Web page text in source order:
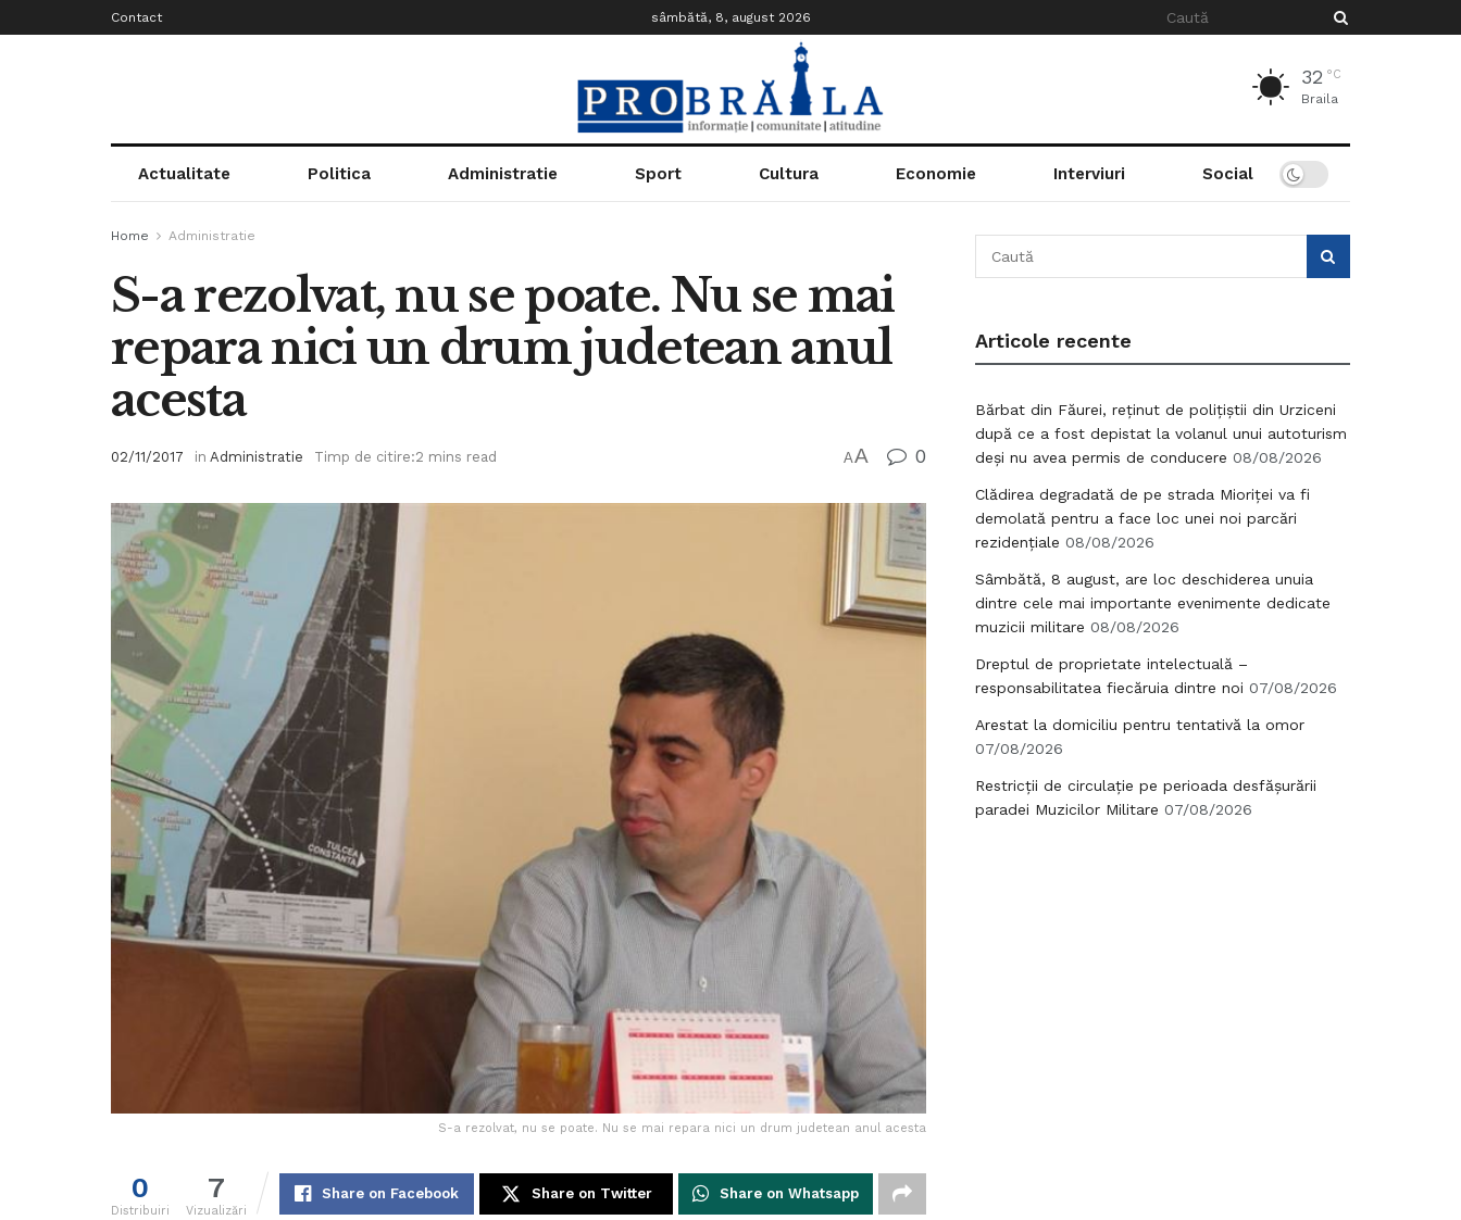
Contact sâmbătă, 8, august 2026
32 °C
Braila
Actualitate Politica Administratie Sport Cultura Economie Interviuri Social
Home Administratie
S-a rezolvat, nu se poate. Nu se mai
repara nici un drum judetean anul
acesta
02/11/2017 in Administratie Timp de citire:2 mins read AA 0
S-a rezolvat, nu se poate. Nu se mai repara nici un drum judetean anul acesta
0
Distribuiri
7
Vizualizări
Share on Facebook Share on Twitter Share on Whatsapp
Articole recente
Bărbat din Făurei, reținut de polițiștii din Urziceni
după ce a fost depistat la volanul unui autoturism
deși nu avea permis de conducere 08/08/2026
Clădirea degradată de pe strada Mioriței va fi
demolată pentru a face loc unei noi parcări
rezidențiale 08/08/2026
Sâmbătă, 8 august, are loc deschiderea unuia
dintre cele mai importante evenimente dedicate
muzicii militare 08/08/2026
Dreptul de proprietate intelectuală –
responsabilitatea fiecăruia dintre noi 07/08/2026
Arestat la domiciliu pentru tentativă la omor
07/08/2026
Restricții de circulație pe perioada desfășurării
paradei Muzicilor Militare 07/08/2026